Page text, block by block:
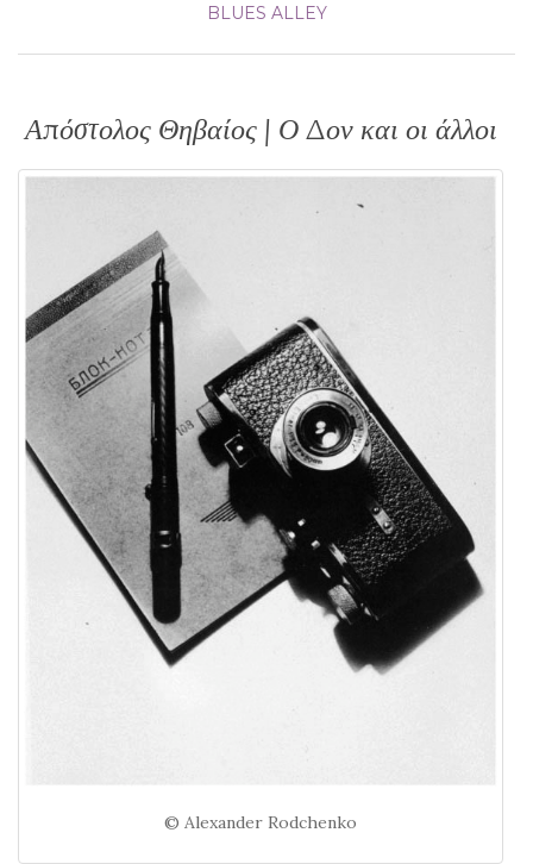
BLUES ALLEY
Απόστολος Θηβαίος | Ο Δον και οι άλλοι
© Alexander Rodchenko